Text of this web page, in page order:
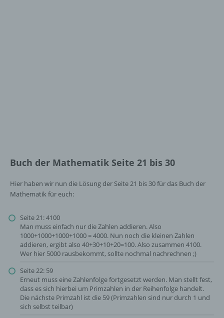
Buch der Mathematik Seite 21 bis 30
Hier haben wir nun die Lösung der Seite 21 bis 30 für das Buch der
Mathematik für euch:
Seite 21: 4100
Man muss einfach nur die Zahlen addieren. Also
1000+1000+1000+1000 = 4000. Nun noch die kleinen Zahlen
addieren, ergibt also 40+30+10+20=100. Also zusammen 4100.
Wer hier 5000 rausbekommt, sollte nochmal nachrechnen ;)
Seite 22: 59
Erneut muss eine Zahlenfolge fortgesetzt werden. Man stellt fest,
dass es sich hierbei um Primzahlen in der Reihenfolge handelt.
Die nächste Primzahl ist die 59 (Primzahlen sind nur durch 1 und
sich selbst teilbar)